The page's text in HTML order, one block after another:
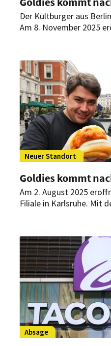
Der Kultburger aus
Am 8. November 2025
Tag vorher will das
und Kajo Hiesl das mit
Opening feiern.
Neuer Standort
Goldies kommt
Am 2. August 2025
Filiale in Karlsruhe. Mit
Expansionskurs
besonderen Opening
Absage